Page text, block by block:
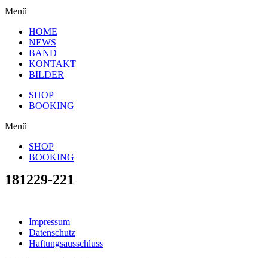
Menü
HOME
NEWS
BAND
KONTAKT
BILDER
SHOP
BOOKING
Menü
SHOP
BOOKING
181229-221
Impressum
Datenschutz
Haftungsausschluss